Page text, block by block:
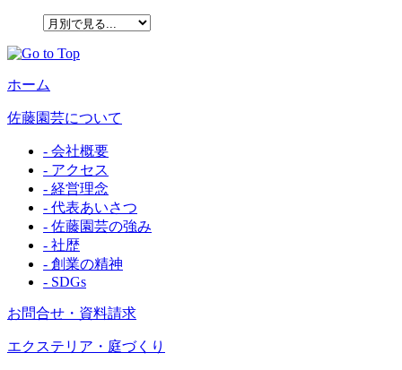
ホーム
佐藤園芸について
- 会社概要
- アクセス
- 経営理念
- 代表あいさつ
- 佐藤園芸の強み
- 社歴
- 創業の精神
- SDGs
お問合せ・資料請求
エクステリア・庭づくり